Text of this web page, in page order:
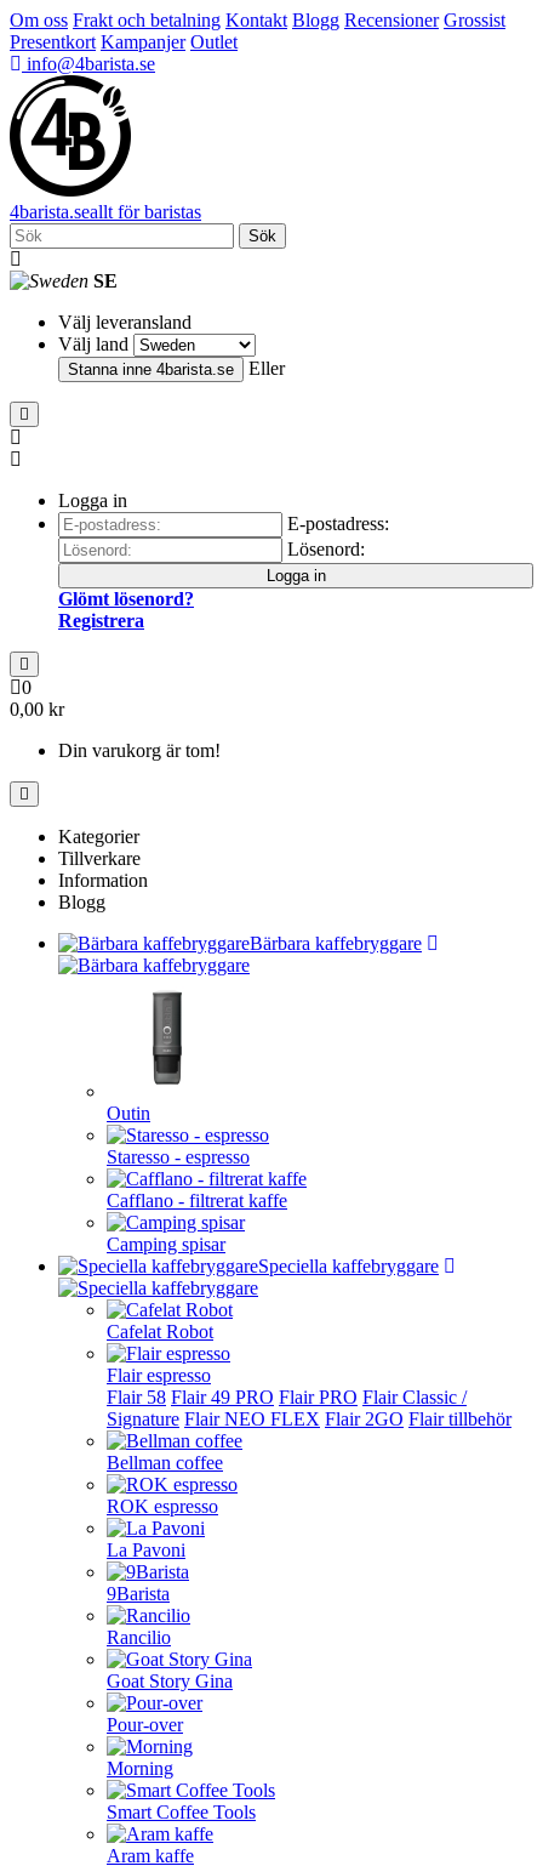
Om oss Frakt och betalning Kontakt Blogg Recensioner Grossist
Presentkort Kampanjer Outlet
info@4barista.se
4barista.seallt för baristas
Sök
SE
Välj leveransland
Välj land
Stanna inne 4barista.se Eller
Logga in
E-postadress:
Lösenord:
Logga in
Glömt lösenord?
Registrera
0
0,00 kr
Din varukorg är tom!
Kategorier
Tillverkare
Information
Blogg
Bärbara kaffebryggare
Outin
Staresso - espresso
Cafflano - filtrerat kaffe
Camping spisar
Speciella kaffebryggare
Cafelat Robot
Flair espresso
Flair 58 Flair 49 PRO Flair PRO Flair Classic /
Signature Flair NEO FLEX Flair 2GO Flair tillbehör
Bellman coffee
ROK espresso
La Pavoni
9Barista
Rancilio
Goat Story Gina
Pour-over
Morning
Smart Coffee Tools
Aram kaffe